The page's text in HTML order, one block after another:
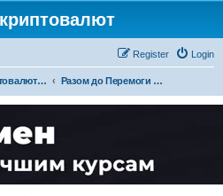
Login
Register
Форум криптовалют українською Разом до Перемоги 🔥 (реклама на цю тему безкоштовно)